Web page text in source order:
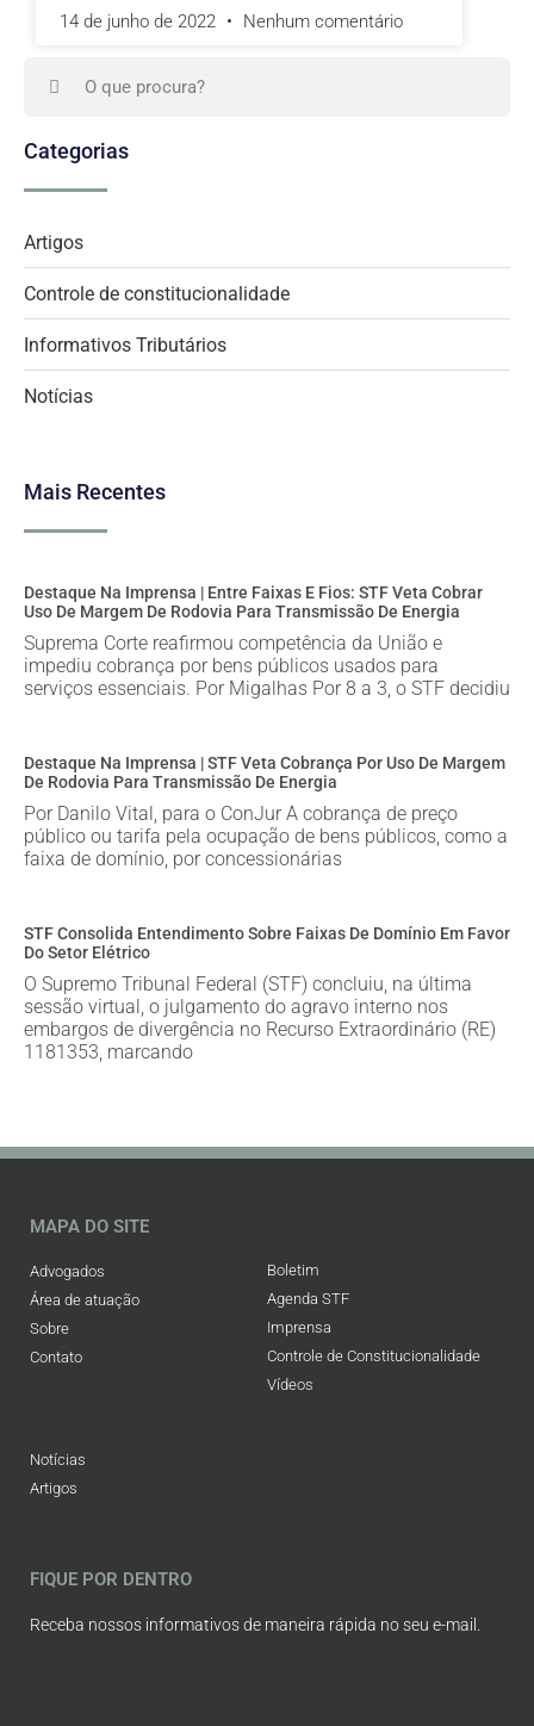
14 de junho de 2022 Nenhum comentário
Categorias
Artigos
Controle de constitucionalidade
Informativos Tributários
Notícias
Mais Recentes
Destaque Na Imprensa | Entre Faixas E Fios: STF Veta Cobrar
Uso De Margem De Rodovia Para Transmissão De Energia
Suprema Corte reafirmou competência da União e
impediu cobrança por bens públicos usados para
serviços essenciais. Por Migalhas Por 8 a 3, o STF decidiu
Destaque Na Imprensa | STF Veta Cobrança Por Uso De Margem
De Rodovia Para Transmissão De Energia
Por Danilo Vital, para o ConJur A cobrança de preço
público ou tarifa pela ocupação de bens públicos, como a
faixa de domínio, por concessionárias
STF Consolida Entendimento Sobre Faixas De Domínio Em Favor
Do Setor Elétrico
O Supremo Tribunal Federal (STF) concluiu, na última
sessão virtual, o julgamento do agravo interno nos
embargos de divergência no Recurso Extraordinário (RE)
1181353, marcando
MAPA DO SITE
Advogados
Área de atuação
Sobre
Contato
Boletim
Agenda STF
Imprensa
Controle de Constitucionalidade
Vídeos
Notícias
Artigos
FIQUE POR DENTRO
Receba nossos informativos de maneira rápida no seu e-mail.